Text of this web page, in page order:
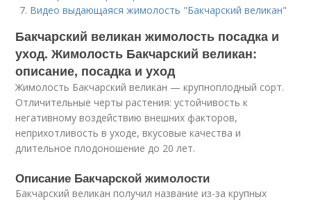
Видео выдающаяся жимолость "Бакчарский великан"
Бакчарский великан жимолость посадка и
уход. Жимолость Бакчарский великан:
описание, посадка и уход
Жимолость Бакчарский великан — крупноплодный сорт.
Отличительные черты растения: устойчивость к
негативному воздействию внешних факторов,
неприхотливость в уходе, вкусовые качества и
длительное плодоношение до 20 лет.
Описание Бакчарской жимолости
Бакчарский великан получил название из-за крупных